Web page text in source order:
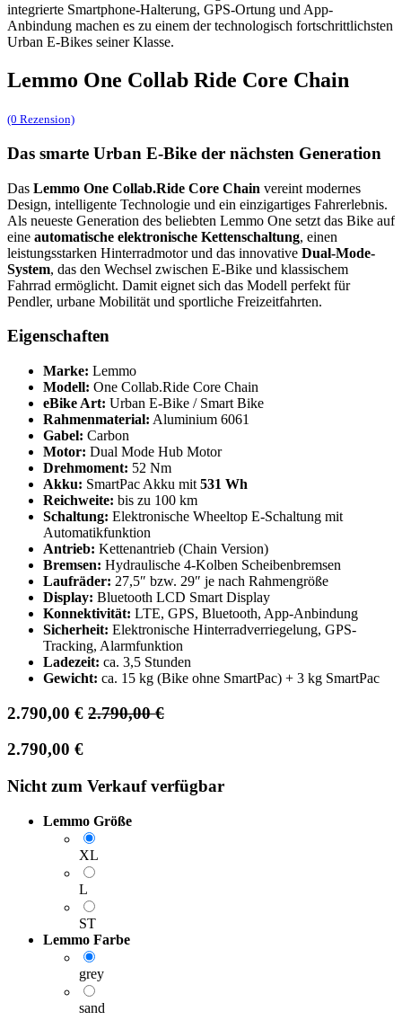
integrierte Smartphone-Halterung, GPS-Ortung und App-
Anbindung machen es zu einem der technologisch fortschrittlichsten
Urban E-Bikes seiner Klasse.
Lemmo One Collab Ride Core Chain
(0 Rezension)
Das smarte Urban E-Bike der nächsten Generation
Das Lemmo One Collab.Ride Core Chain vereint modernes
Design, intelligente Technologie und ein einzigartiges Fahrerlebnis.
Als neueste Generation des beliebten Lemmo One setzt das Bike auf
eine automatische elektronische Kettenschaltung, einen
leistungsstarken Hinterradmotor und das innovative Dual-Mode-
System, das den Wechsel zwischen E-Bike und klassischem
Fahrrad ermöglicht. Damit eignet sich das Modell perfekt für
Pendler, urbane Mobilität und sportliche Freizeitfahrten.
Eigenschaften
Marke: Lemmo
Modell: One Collab.Ride Core Chain
eBike Art: Urban E-Bike / Smart Bike
Rahmenmaterial: Aluminium 6061
Gabel: Carbon
Motor: Dual Mode Hub Motor
Drehmoment: 52 Nm
Akku: SmartPac Akku mit 531 Wh
Reichweite: bis zu 100 km
Schaltung: Elektronische Wheeltop E-Schaltung mit
Automatikfunktion
Antrieb: Kettenantrieb (Chain Version)
Bremsen: Hydraulische 4-Kolben Scheibenbremsen
Laufräder: 27,5″ bzw. 29″ je nach Rahmengröße
Display: Bluetooth LCD Smart Display
Konnektivität: LTE, GPS, Bluetooth, App-Anbindung
Sicherheit: Elektronische Hinterradverriegelung, GPS-
Tracking, Alarmfunktion
Ladezeit: ca. 3,5 Stunden
Gewicht: ca. 15 kg (Bike ohne SmartPac) + 3 kg SmartPac
2.790,00 € 2.790,00€
2.790,00 €
Nicht zum Verkauf verfügbar
Lemmo Größe
XL
L
ST
Lemmo Farbe
grey
sand